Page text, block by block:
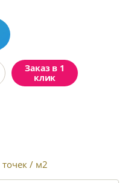
Заказ в 1
клик
точек / м2